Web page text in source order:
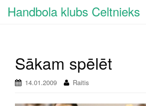
Handbola klubs Celtnieks
Sākam spēlēt
14.01.2009 Raitis